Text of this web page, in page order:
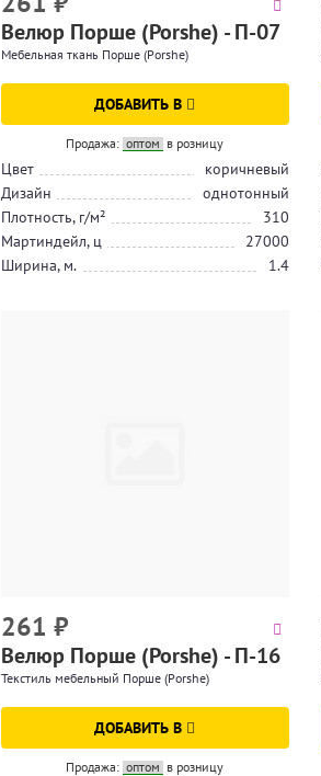
Велюр Порше (Porshe) - П-07
Мебельная ткань Порше (Porshe)
ДОБАВИТЬ В
Продажа: оптом в розницу
Цвет
коричневый
Дизайн
однотонный
Плотность, г/м²
310
Мартиндейл, ц
27000
Ширина, м.
1.4
261 ₽
Велюр Порше (Porshe) - П-16
Текстиль мебельный Порше (Porshe)
ДОБАВИТЬ В
Продажа: оптом в розницу